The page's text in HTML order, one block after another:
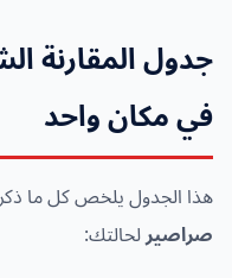
جدول المقارنة
في مكان واحد
هذا الجدول يلخص كل ما
صراصيرلحالتك: